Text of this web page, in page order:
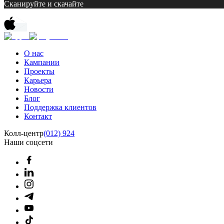
Сканируйте и скачайте
О нас
Кампании
Проекты
Карьера
Новости
Блог
Поддержка клиентов
Контакт
Колл-центр(012) 924
Наши соцсети